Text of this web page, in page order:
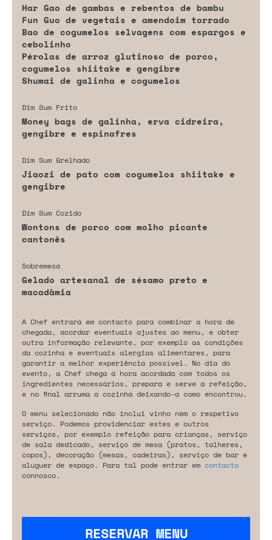
Har Gao de gambas e rebentos de bambu
Fun Guo de vegetais e amendoim torrado
Bao de cogumelos selvagens com espargos e
cebolinho
Pérolas de arroz glutinoso de porco,
cogumelos shiitake e gengibre
Shumai de galinha e cogumelos
Dim Sum Frito
Money bags de galinha, erva cidreira,
gengibre e espinafres
Dim Sum Grelhado
Jiaozi de pato com cogumelos shiitake e
gengibre
Dim Sum Cozido
Wontons de porco com molho picante
cantonês
Sobremesa
Gelado artesanal de sésamo preto e
macadâmia
A Chef entrará em contacto para combinar a hora de
chegada, acordar eventuais ajustes ao menu, e obter
outra informação relevante, por exemplo as condições
da cozinha e eventuais alergias alimentares, para
garantir a melhor experiência possível. No dia do
evento, a Chef chega à hora acordada com todos os
ingredientes necessários, prepara e serve a refeição,
e no final arruma a cozinha deixando-a como encontrou.
O menu selecionado não inclui vinho nem o respetivo
serviço. Podemos providenciar estes e outros
serviços, por exemplo refeição para crianças, serviço
de sala dedicado, serviço de mesa (pratos, talheres,
copos), decoração (mesas, cadeiras), serviço de bar e
aluguer de espaço. Para tal pode entrar em contacto
connosco.
RESERVAR MENU